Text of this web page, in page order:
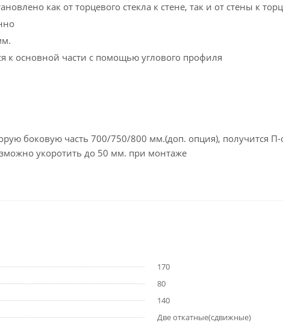
как от торцевого стекла к стене, так и от стены к
к основной части с помощью углового профиля
боковую часть 700/750/800 мм.(доп. опция), получится
укоротить до 50 мм. при монтаже
170
80
140
Две откатные(сдвижные)